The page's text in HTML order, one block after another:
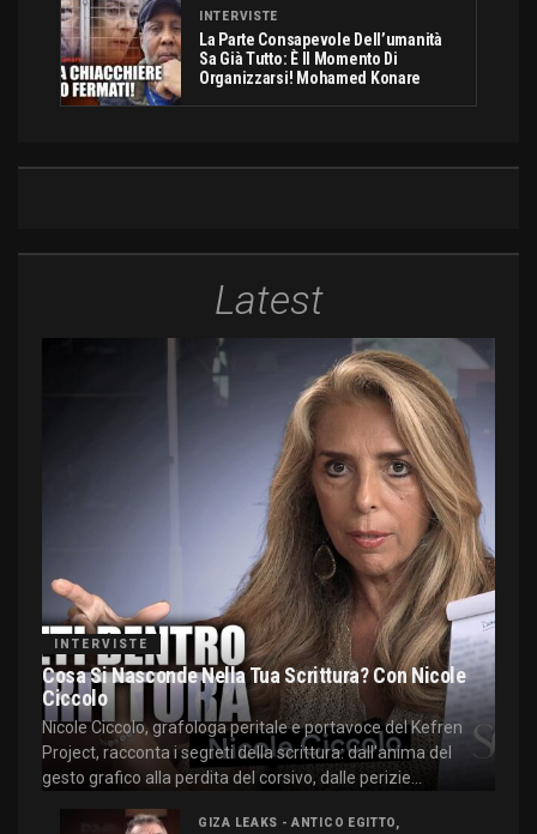
INTERVISTE
La Parte Consapevole Dell’umanità
Sa Già Tutto: È Il Momento Di
Organizzarsi! Mohamed Konare
Latest
INTERVISTE
Cosa Si Nasconde Nella Tua Scrittura? Con Nicole
Ciccolo
Nicole Ciccolo, grafologa peritale e portavoce del Kefren
Project, racconta i segreti della scrittura: dall'anima del
gesto grafico alla perdita del corsivo, dalle perizie...
GIZA LEAKS - ANTICO EGITTO,